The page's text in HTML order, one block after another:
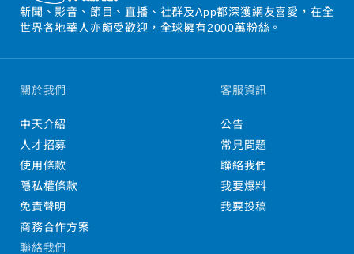
新聞、影音、節目、直播、社群及App都深獲網友喜愛，在全
世界各地華人亦頗受歡迎，全球擁有2000萬粉絲。
關於我們
中天介紹
人才招募
使用條款
隱私權條款
免責聲明
商務合作方案
客服資訊
公告
常見問題
聯絡我們
我要爆料
我要投稿
聯絡我們